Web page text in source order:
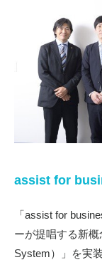
assist for
「assist for
ーが提唱する新概
System）」を実